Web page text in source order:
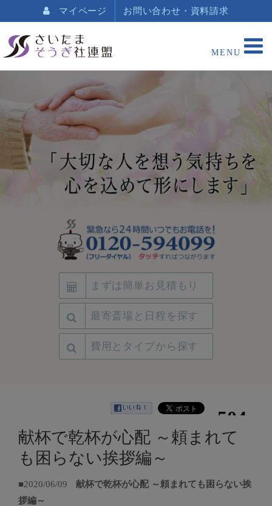
マイページ お問い合わせ・資料請求
まずは簡単お見積もり
最寄斎場と日程を探す
費用とタイプから探す
献杯で乾杯が心配 ～頼まれて
も困らない挨拶編～
■2020/06/09
献杯で乾杯が心配 ～頼まれても困らない挨
拶編～